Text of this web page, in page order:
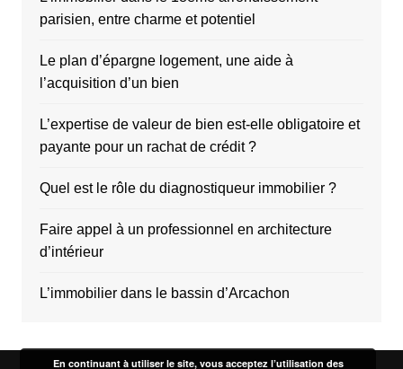
parisien, entre charme et potentiel
Le plan d’épargne logement, une aide à
l’acquisition d’un bien
L’expertise de valeur de bien est-elle obligatoire et
payante pour un rachat de crédit ?
Quel est le rôle du diagnostiqueur immobilier ?
Faire appel à un professionnel en architecture
d’intérieur
L’immobilier dans le bassin d’Arcachon
En continuant à utiliser le site, vous acceptez l’utilisation des